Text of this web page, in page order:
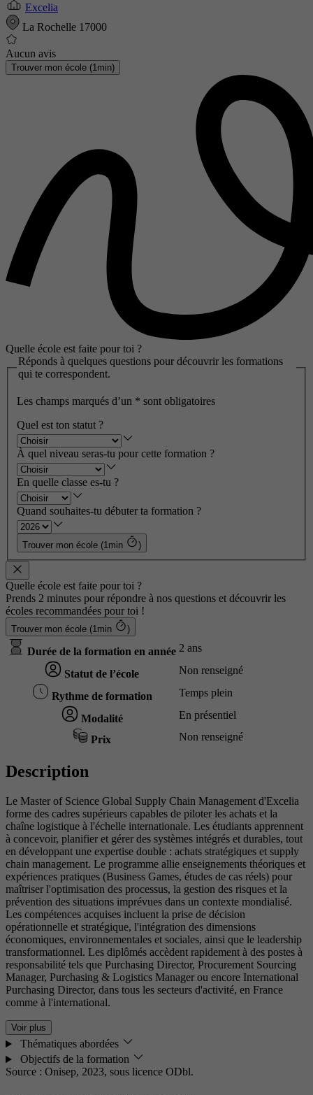
Excelia
La Rochelle 17000
Aucun avis
Trouver mon école (1min)
Quelle école est faite pour toi ?
Réponds à quelques questions pour découvrir les formations
qui te correspondent.
Les champs marqués d’un * sont obligatoires
Quel est ton statut ?
À quel niveau seras-tu pour cette formation ?
En quelle classe es-tu ?
Quand souhaites-tu débuter ta formation ?
Trouver mon école (1min )
Quelle école est faite pour toi ?
Prends 2 minutes pour répondre à nos questions et découvrir les
écoles recommandées pour toi !
Trouver mon école (1min )
Durée de la formation en année 2 ans
Statut de l’école Non renseigné
Rythme de formation Temps plein
Modalité En présentiel
Prix Non renseigné
Description
Le Master of Science Global Supply Chain Management d'Excelia
forme des cadres supérieurs capables de piloter les achats et la
chaîne logistique à l'échelle internationale. Les étudiants apprennent
à concevoir, planifier et gérer des systèmes intégrés et durables, tout
en développant une expertise double : achats stratégiques et supply
chain management. Le programme allie enseignements théoriques et
expériences pratiques (Business Games, études de cas réels) pour
maîtriser l'optimisation des processus, la gestion des risques et la
prévention des situations imprévues dans un contexte mondialisé.
Les compétences acquises incluent la prise de décision
opérationnelle et stratégique, l'intégration des dimensions
économiques, environnementales et sociales, ainsi que le leadership
transformationnel. Les diplômés accèdent rapidement à des postes à
responsabilité tels que Purchasing Director, Procurement Sourcing
Manager, Purchasing & Logistics Manager ou encore International
Purchasing Director, dans tous les secteurs d'activité, en France
comme à l'international.
Voir plus
Thématiques abordées
Objectifs de la formation
Source : Onisep, 2023, sous licence ODbl.